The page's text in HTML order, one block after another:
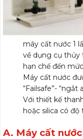
máy cất nước 1
về dụng cụ thủy
hạn chế đến
Máy cất nước
“Failsafe”-
Với thiết kế
hoặc silica có độ
A. Máy cất nước